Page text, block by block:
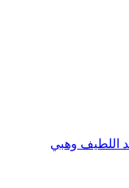
اللطيف وهبي